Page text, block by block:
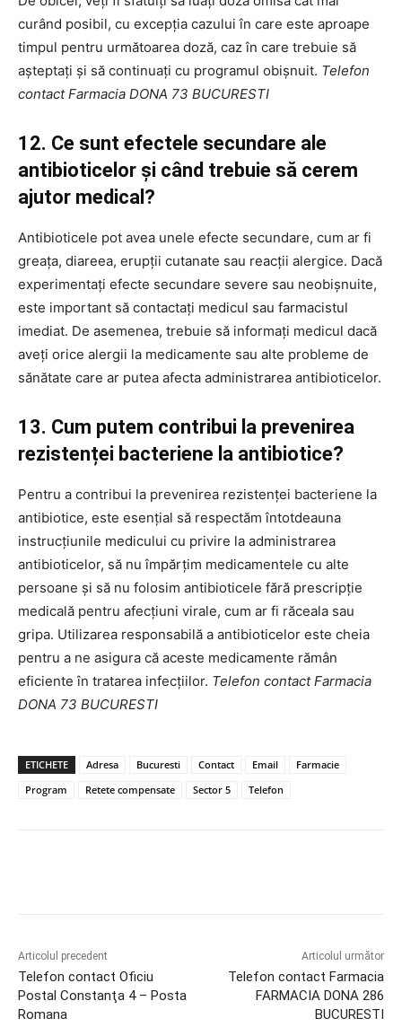
curând posibil, cu excepția cazului în care este aproape
timpul pentru următoarea doză, caz în care trebuie să
așteptați și să continuați cu programul obișnuit. Telefon
contact Farmacia DONA 73 BUCURESTI
12. Ce sunt efectele secundare ale
antibioticelor și când trebuie să cerem
ajutor medical?
Antibioticele pot avea unele efecte secundare, cum ar fi
greața, diareea, erupții cutanate sau reacții alergice. Dacă
experimentați efecte secundare severe sau neobișnuite,
este important să contactați medicul sau farmacistul
imediat. De asemenea, trebuie să informați medicul dacă
aveți orice alergii la medicamente sau alte probleme de
sănătate care ar putea afecta administrarea antibioticelor.
13. Cum putem contribui la prevenirea
rezistenței bacteriene la antibiotice?
Pentru a contribui la prevenirea rezistenței bacteriene la
antibiotice, este esențial să respectăm întotdeauna
instrucțiunile medicului cu privire la administrarea
antibioticelor, să nu împărțim medicamentele cu alte
persoane și să nu folosim antibioticele fără prescripție
medicală pentru afecțiuni virale, cum ar fi răceala sau
gripa. Utilizarea responsabilă a antibioticelor este cheia
pentru a ne asigura că aceste medicamente rămân
eficiente în tratarea infecțiilor. Telefon contact Farmacia
DONA 73 BUCURESTI
ETICHETE Adresa Bucuresti Contact Email
Farmacie
Program
Retete compensate Sector 5 Telefon
Articolul precedent
Telefon contact Oficiu
Postal Constanţa 4 – Posta
Romana
Articolul următor
Telefon contact Farmacia
FARMACIA DONA 286
BUCURESTI